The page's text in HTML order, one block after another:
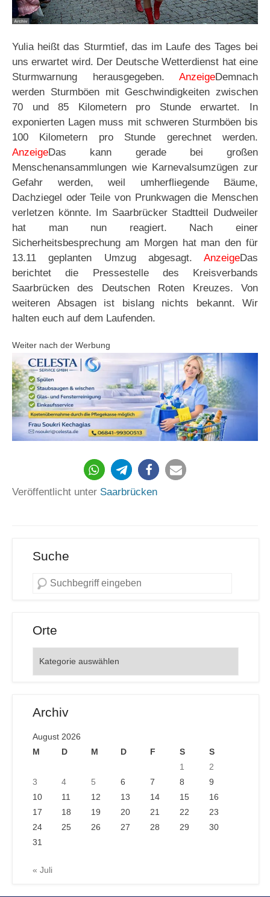
Yulia heißt das Sturmtief, das im Laufe des Tages bei
uns erwartet wird. Der Deutsche Wetterdienst hat eine
Sturmwarnung herausgegeben. AnzeigeDemnach
werden Sturmböen mit Geschwindigkeiten zwischen
70 und 85 Kilometern pro Stunde erwartet. In
exponierten Lagen muss mit schweren Sturmböen bis
100 Kilometern pro Stunde gerechnet werden.
AnzeigeDas kann gerade bei großen
Menschenansammlungen wie Karnevalsumzügen zur
Gefahr werden, weil umherfliegende Bäume,
Dachziegel oder Teile von Prunkwagen die Menschen
verletzen könnte. Im Saarbrücker Stadtteil Dudweiler
hat man nun reagiert. Nach einer
Sicherheitsbesprechung am Morgen hat man den für
13.11 geplanten Umzug abgesagt. AnzeigeDas
berichtet die Pressestelle des Kreisverbands
Saarbrücken des Deutschen Roten Kreuzes. Von
weiteren Absagen ist bislang nichts bekannt. Wir
halten euch auf dem Laufenden.
Weiter nach der Werbung
878
Veröffentlicht unter Saarbrücken
Suche
Orte
Archiv
August 2026
M
D M D F S
S
1
2
3
4 5 6 7 8
9
10
11 12 13 14 15
16
17
18 19 20 21 22
23
24
25 26 27 28 29
30
31
« Juli